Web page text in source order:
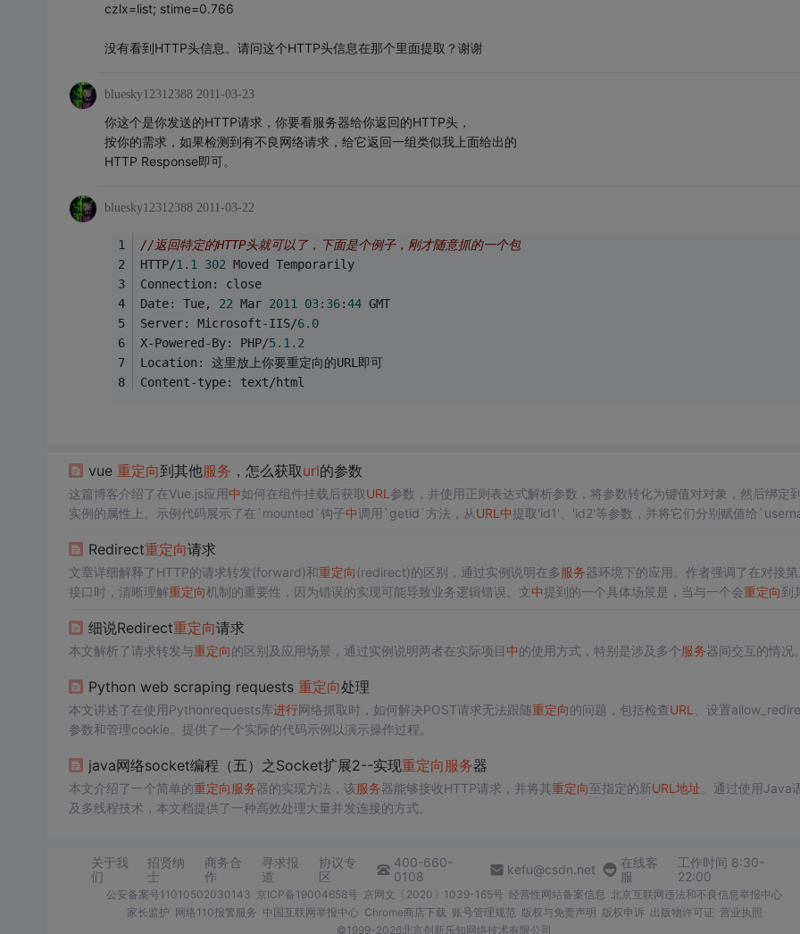
czlx=list; stime=0.766
没有看到HTTP头信息。请问这个HTTP头信息在那个里面提取？谢谢
bluesky12312388 2011-03-23
你这个是你发送的HTTP请求，你要看服务器给你返回的HTTP头，
按你的需求，如果检测到有不良网络请求，给它返回一组类似我上面给出的
HTTP Response即可。
bluesky12312388 2011-03-22
//返回特定的HTTP头就可以了，下面是个例子，刚才随意抓的一个包
HTTP/1.1 302 Moved Temporarily
Connection: close
Date: Tue, 22 Mar 2011 03: 36:44 GMT
Server: Microsoft-IIS/6.0
X-Powered-By: PHP/5.1 .2
Location: 这里放上你要重定向的URL即可
Content-type: text/html
vue 重定向到其他服务 ，怎么获取url的参数
这篇博客介绍了在Vue.js应用中如何在组件挂载后获取URL 参数，并使用正则表达式解析参数，将参数转化为键值对对象，然后绑定
实例的属性上。示例代码展示了在`mounted`钩子中调用`getid`方法，从URL 中提取'id1'、'id2'等参数，并将它们分别赋值给
Redirect重定向请求
文章详细解释了HTTP的请求转发(forward)和重定向(redirect)的区别，通过实例说明在多 服务器环境下的应用。作者强调了在对接
接口时，清晰理解重定向机制的重要性，因为错误的实现可能导致业务逻辑错误。文中提到的一个具体场景是，当与一个会重定向到
在Web端。
细说Redirect重定向请求
本文解析了请求转发与重定向的区别及应用场景，通过实例说明两者在实际项目 中的使用方式，特别是涉及多个服务器间交互的情况。
Python web scraping requests 重定向处理
本文讲述了在使用Pythonrequests库进行网络抓取时，如何解决POST请求无法跟随重定向的问题，包括检查URL
、设置
参数和管理cookie。提供了一个实际的代码示例以演示操作过程。
java网络socket编程（五）之Socket扩展2--实现重定向服务器
本文介绍了一个简单的重定向 服务器的实现方法，该服务器能够接收HTTP请求，并将其重定向至指定的新URL 地址 。通过使用Java
及多线程技术，本文档提供了一种高效处理大量并发连接的方式。
关于我
们
招贤纳
士
商务合
作
寻求报
道
协议专
区
400-660-
0108
kefu@csdn.net
在线客
服
工作时间 8:30-
22:00
公安备案号11010502030143 京ICP备19004658号 京网文〔2020〕1039-165号 经营性网站备案信息 北京互联网违法和不良信息举报中心
家长监护 网络110报警服务 中国互联网举报中心 Chrome商店下载 账号管理规范 版权与免责声明 版权申诉 出版物许可证 营业执照
©1999-2026北京创新乐知网络技术有限公司